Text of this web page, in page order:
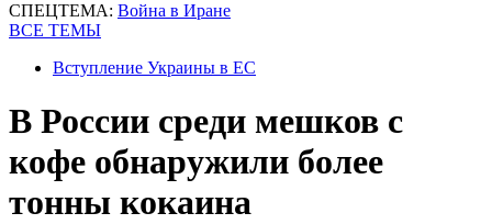
СПЕЦТЕМА: Война в Иране
ВСЕ ТЕМЫ
Вступление Украины в ЕС
В России среди мешков с
кофе обнаружили более
тонны кокаина